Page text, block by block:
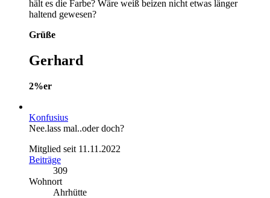
hält es die Farbe? Wäre weiß beizen nicht etwas länger
haltend gewesen?
Grüße
Gerhard
2%er
Konfusius
Nee.lass mal..oder doch?
Mitglied seit 11.11.2022
Beiträge
309
Wohnort
Ahrhütte